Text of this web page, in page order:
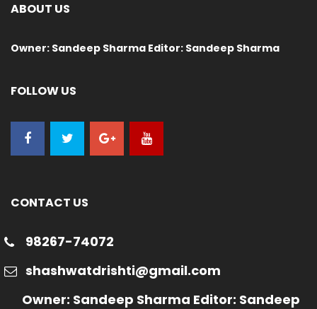
ABOUT US
Owner: Sandeep Sharma Editor: Sandeep Sharma
FOLLOW US
CONTACT US
98267-74072
shashwatdrishti@gmail.com
Owner: Sandeep Sharma Editor: Sandeep